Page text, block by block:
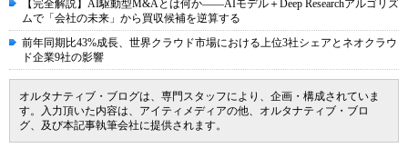
【完全解説】AI駆動型M&Aとは何か――AIモデル＋Deep Researchアルゴリズ
ムで「会社の未来」から買収候補を逆算する
前年同期比43%成長、世界クラウド市場における上位3社シェアとネオクラウ
ド企業9社の影響
オルタナティブ・ブログは、専門スタッフにより、企画・構成されていま
す。入力頂いた内容は、アイティメディアの他、オルタナティブ・ブロ
グ、及び本記事執筆会社に提供されます。